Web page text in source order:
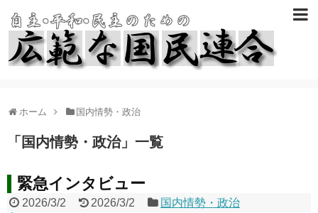
ホーム 国内情勢・政治
「 国内情勢・政治」 一覧
緊急インタビュー
2026/3/2 2026/3/2 国内情勢・政治